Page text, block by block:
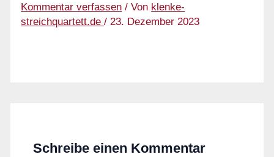
Kommentar verfassen / Von klenke-
streichquartett.de/ 23. Dezember 2023
Schreibe einen Kommentar